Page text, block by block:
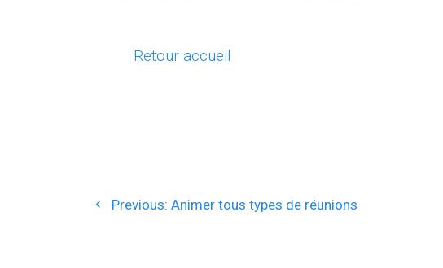
Retour accueil
de
Previous: Previous
Animer tous types de réunions